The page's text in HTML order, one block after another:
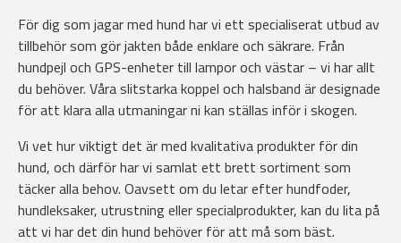
För dig som jagar med hund har vi ett specialiserat utbud av
tillbehör som gör jakten både enklare och säkrare. Från
hundpejl och GPS-enheter till lampor och västar – vi har allt
du behöver. Våra slitstarka koppel och halsband är designade
för att klara alla utmaningar ni kan ställas inför i skogen.
Vi vet hur viktigt det är med kvalitativa produkter för din
hund, och därför har vi samlat ett brett sortiment som
täcker alla behov. Oavsett om du letar efter hundfoder,
hundleksaker, utrustning eller specialprodukter, kan du lita på
att vi har det din hund behöver för att må som bäst.